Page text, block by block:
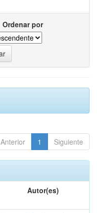
Ordenar por
Anterior 1 Siguiente
Autor(es)